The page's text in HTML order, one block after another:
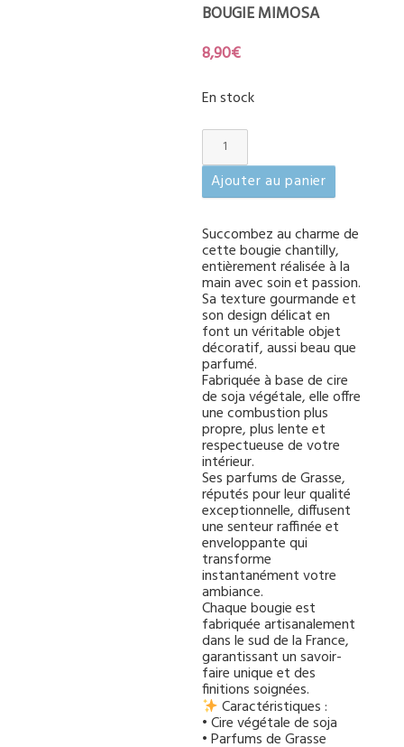
BOUGIE MIMOSA
8,90€
En stock
quantité
de
Bougie
mimosa
Ajouter au panier
Succombez au charme de
cette bougie chantilly,
entièrement réalisée à la
main avec soin et passion.
Sa texture gourmande et
son design délicat en
font un véritable objet
décoratif, aussi beau que
parfumé.
Fabriquée à base de cire
de soja végétale, elle offre
une combustion plus
propre, plus lente et
respectueuse de votre
intérieur.
Ses parfums de Grasse,
réputés pour leur qualité
exceptionnelle, diffusent
une senteur raffinée et
enveloppante qui
transforme
instantanément votre
ambiance.
Chaque bougie est
fabriquée artisanalement
dans le sud de la France,
garantissant un savoir-
faire unique et des
finitions soignées.
Caractéristiques :
• Cire végétale de soja
• Parfums de Grasse